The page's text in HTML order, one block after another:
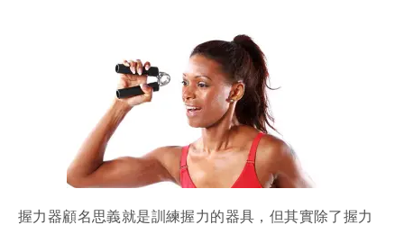
握力器顧名思義就是訓練握力的器具，但其實除了握力